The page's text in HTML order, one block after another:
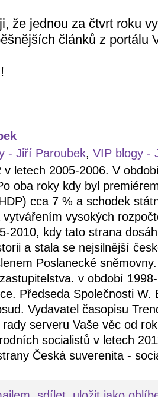
že jednou za čtvrt roku
článků z portálu
- Jiří Paroubek, VIP blogy -
v letech 2005-2006. V
oba roky kdy byl
cca 7 % a schodek
vytvářením vysokých
2010, kdy tato strana
a stala se nejsilnější
Poslanecké
v období
Předseda Společnosti W.
Vydavatel časopisu
serveru Vaše věc od
socialistů v letech
Česká suverenita -